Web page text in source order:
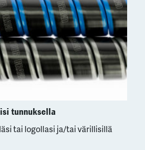
tunnuksella
tai logollasi ja/tai värillisillä